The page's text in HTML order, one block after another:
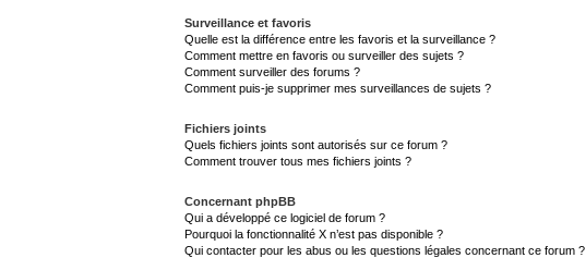
Surveillance et favoris
Quelle est la différence entre les favoris et la surveillance ?
Comment mettre en favoris ou surveiller des sujets ?
Comment surveiller des forums ?
Comment puis-je supprimer mes surveillances de sujets ?
Fichiers joints
Quels fichiers joints sont autorisés sur ce forum ?
Comment trouver tous mes fichiers joints ?
Concernant phpBB
Qui a développé ce logiciel de forum ?
Pourquoi la fonctionnalité X n’est pas disponible ?
Qui contacter pour les abus ou les questions légales concernant ce forum ?